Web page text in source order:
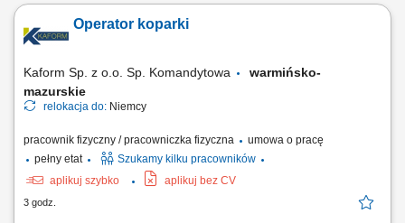
Operator koparki
Kaform Sp. z o.o. Sp. Komandytowa
warmińsko-
mazurskie
relokacja do: Niemcy
pracownik fizyczny / pracowniczka fizyczna
umowa o pracę
pełny etat
Szukamy kilku pracowników
aplikuj szybko
aplikuj bez CV
3 godz.